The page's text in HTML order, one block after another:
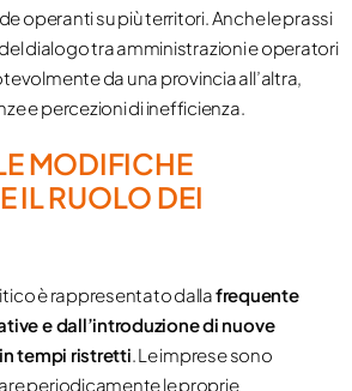
operanti su più territori. Anche le prassi
dialogo tra amministrazioni e operatori
da una provincia all’altra,
e percezioni di inefficienza.
MODIFICHE
IL RUOLO DEI
è rappresentato dallafrequente
e dall’introduzione di nuove
tempi ristretti . Le imprese sono
periodicamente le proprie